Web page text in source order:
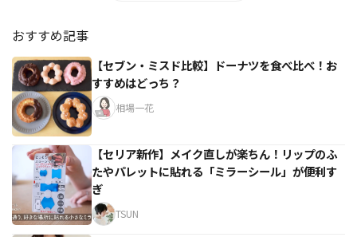
おすすめ記事
【セブン・ミスド比較】ドーナツを食べ比べ！お
すすめはどっち？
相場一花
【セリア新作】メイク直しが楽ちん！リップのふ
たやパレットに貼れる「ミラーシール」が便利す
ぎ
TSUN